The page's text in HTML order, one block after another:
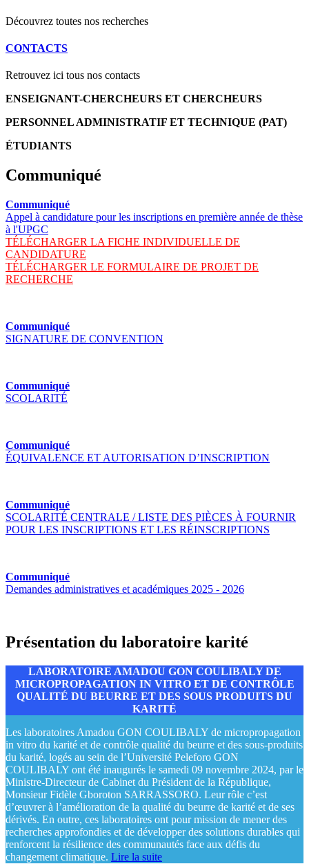
Découvrez toutes nos recherches
CONTACTS
Retrouvez ici tous nos contacts
ENSEIGNANT-CHERCHEURS ET CHERCHEURS
PERSONNEL ADMINISTRATIF ET TECHNIQUE (PAT)
ÉTUDIANTS
Communiqué
Communiqué
Appel à candidature pour les inscriptions en première année de thèse
à l'UPGC
TÉLÉCHARGER LA FICHE INDIVIDUELLE DE
CANDIDATURE
TÉLÉCHARGER LE FORMULAIRE DE PROJET DE
RECHERCHE
Communiqué
SIGNATURE DE CONVENTION
Communiqué
SCOLARITÉ
Communiqué
ÉQUIVALENCE ET AUTORISATION D’INSCRIPTION
Communiqué
SCOLARITÉ CENTRALE / LISTE DES PIÈCES À FOURNIR
POUR LES INSCRIPTIONS ET LES RÉINSCRIPTIONS
Communiqué
Demandes administratives et académiques 2025 - 2026
Présentation du laboratoire karité
LABORATOIRE AMADOU GON COULIBALY DE
MICROPROPAGATION IN VITRO ET DE CONTRÔLE
QUALITÉ DU BEURRE ET DES SOUS PRODUITS DU
KARITÉ
Les laboratoires Amadou GON COULIBALY de micropropagation
in vitro du karité et de contrôle qualité du beurre et des sous-produits
du karité, logés au sein de l’Université Peleforo GON
COULIBALY ont été inaugurés le samedi 09 novembre 2024, par le
Ministre-Directeur de Cabinet du Président de la République,
Monsieur Fidèle Gboroton SARRASSORO. Leur rôle c’est
d’œuvrer à l’amélioration de la qualité du beurre de karité et de ses
dérivés. En outre, ces laboratoires ont pour mission de mener des
recherches approfondies et de développer des solutions durables qui
renforcent la résilience des communautés face aux défis du
changement climatique. Lire la suite